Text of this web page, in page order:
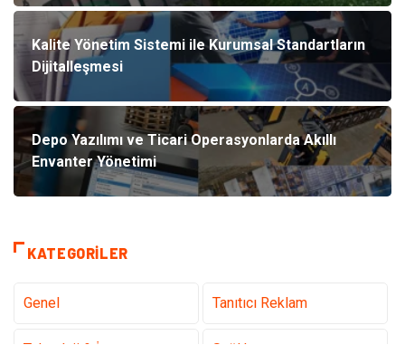
Kalite Yönetim Sistemi ile Kurumsal Standartların
Dijitalleşmesi
Depo Yazılımı ve Ticari Operasyonlarda Akıllı
Envanter Yönetimi
KATEGORILER
Genel Tanıtıcı Reklam
Teknoloji & İnternet Sağlık